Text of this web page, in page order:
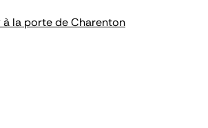
à la porte de Charenton